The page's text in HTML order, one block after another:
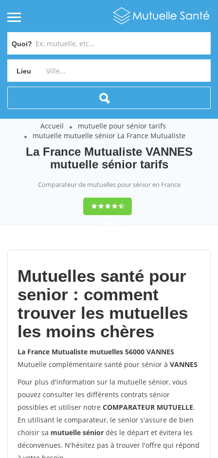
Quoi?
Lieu
Accueil
mutuelle pour sénior tarifs
mutuelle mutuelle sénior La France Mutualiste
La France Mutualiste VANNES
mutuelle sénior tarifs
Comparateur de mutuelles pour sénior en France
9,2(100%)452
Mutuelles santé pour
senior : comment
trouver les mutuelles
les moins chères
La France Mutualiste mutuelles 56000 VANNES
Mutuelle complémentaire santé pour sénior à VANNES
Pour plus d'information sur la mutuelle sénior, vous
pouvez consulter les différents contrats sénior
possibles et utiliser notre COMPARATEUR MUTUELLE.
En utilisant le comparateur, le senior s'assure de bien
choisir sa mutuelle sénior dès le départ et évitera les
déconvenues. N'hésitez pas à trouver l'offre qui répond